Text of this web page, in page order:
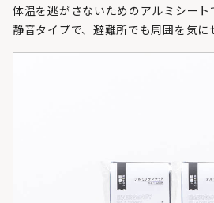
体温を逃がさないためのアルミシート
静音タイプで、避難所でも周囲を気に